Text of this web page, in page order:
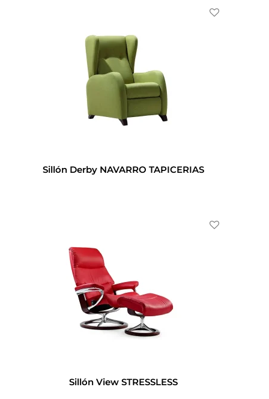
Sillón Derby NAVARRO TAPICERIAS
Sillón View STRESSLESS